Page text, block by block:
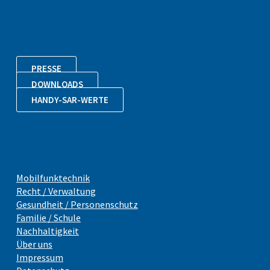
PRESSE
DOWNLOADS
HANDY-SAR-WERTE
Mobilfunktechnik
Recht / Verwaltung
Gesundheit / Personenschutz
Familie / Schule
Nachhaltigkeit
Über uns
Impressum